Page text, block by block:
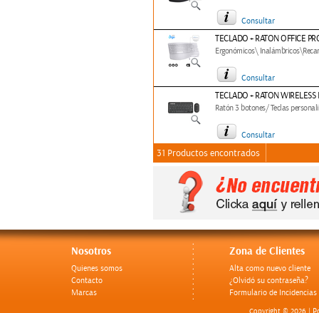
Consultar
TECLADO + RATON OFFICE
Ergonómicos\
Consultar
TECLADO + RATON
Ratón 3 botones/ Teclas
Consultar
31 Productos encontrados
Nosotros
Quienes somos
Contacto
Marcas
Zona de Clientes
Alta como nuevo cliente
¿Olvidó su contraseña?
Formulario de Incidencias